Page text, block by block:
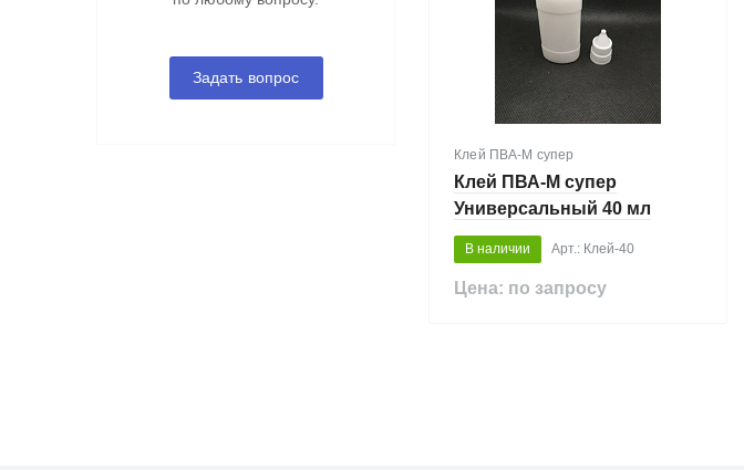
Задать вопрос
Клей ПВА-М супер
Клей ПВА-М супер
Универсальный 40 мл
В наличии Арт.: Клей-40
Цена: по запросу